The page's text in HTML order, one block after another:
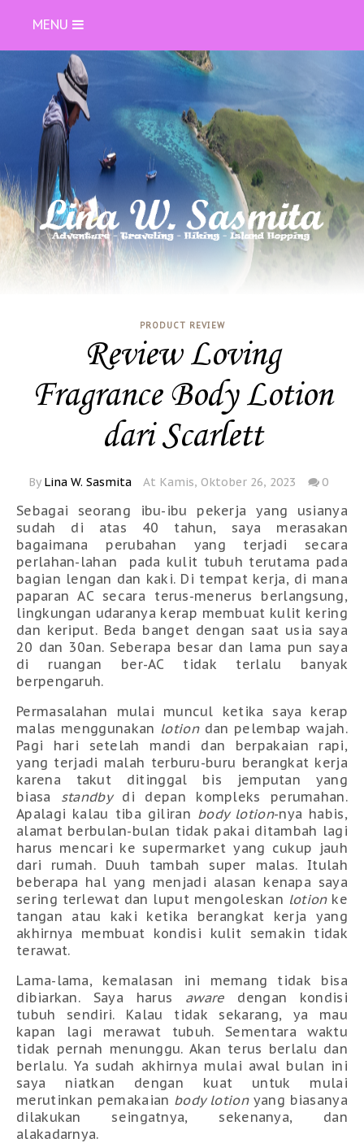
MENU
PRODUCT REVIEW
Review Loving
Fragrance Body Lotion
dari Scarlett
By Lina W. Sasmita At Kamis, Oktober 26, 2023 0
Sebagai seorang ibu-ibu pekerja yang usianya
sudah di atas 40 tahun, saya merasakan
bagaimana perubahan yang terjadi secara
perlahan-lahan pada kulit tubuh terutama pada
bagian lengan dan kaki. Di tempat kerja, di mana
paparan AC secara terus-menerus berlangsung,
lingkungan udaranya kerap membuat kulit kering
dan keriput. Beda banget dengan saat usia saya
20 dan 30an. Seberapa besar dan lama pun saya
di ruangan ber-AC tidak terlalu banyak
berpengaruh.
Permasalahan mulai muncul ketika saya kerap
malas menggunakan lotiondan pelembap wajah.
Pagi hari setelah mandi dan berpakaian rapi,
yang terjadi malah terburu-buru berangkat kerja
karena takut ditinggal bis jemputan yang
biasa standbydi depan kompleks perumahan.
Apalagi kalau tiba giliran body lotion-nya habis,
alamat berbulan-bulan tidak pakai ditambah lagi
harus mencari ke supermarket yang cukup jauh
dari rumah. Duuh tambah super malas. Itulah
beberapa hal yang menjadi alasan kenapa saya
sering terlewat dan luput mengoleskan lotionke
tangan atau kaki ketika berangkat kerja yang
akhirnya membuat kondisi kulit semakin tidak
terawat.
Lama-lama, kemalasan ini memang tidak bisa
dibiarkan. Saya harus aware dengan kondisi
tubuh sendiri. Kalau tidak sekarang, ya mau
kapan lagi merawat tubuh. Sementara waktu
tidak pernah menunggu. Akan terus berlalu dan
berlalu. Ya sudah akhirnya mulai awal bulan ini
saya niatkan dengan kuat untuk mulai
merutinkan pemakaian body lotionyang biasanya
dilakukan seingatnya, sekenanya, dan
alakadarnya.